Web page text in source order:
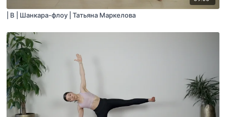
| B | Шанкара-флоу | Татьяна Маркелова